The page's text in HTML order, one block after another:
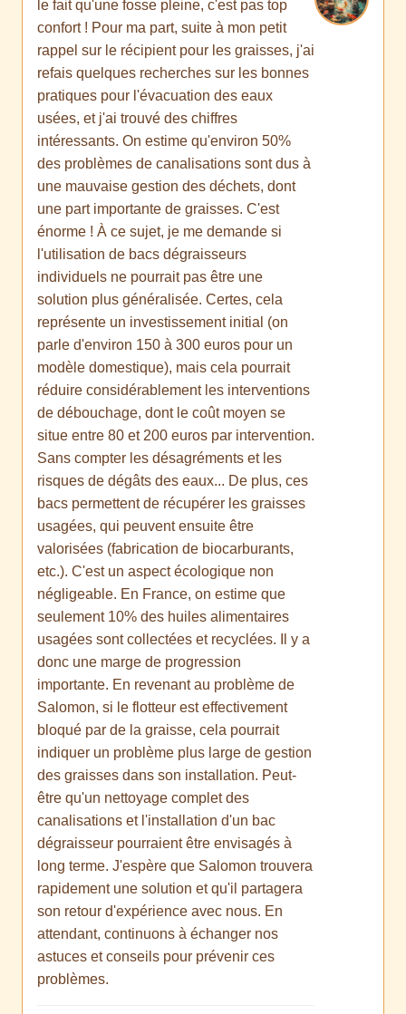
le fait qu'une fosse pleine, c'est pas top
confort ! Pour ma part, suite à mon petit
rappel sur le récipient pour les graisses, j'ai
refais quelques recherches sur les bonnes
pratiques pour l'évacuation des eaux
usées, et j'ai trouvé des chiffres
intéressants. On estime qu'environ 50%
des problèmes de canalisations sont dus à
une mauvaise gestion des déchets, dont
une part importante de graisses. C'est
énorme ! À ce sujet, je me demande si
l'utilisation de bacs dégraisseurs
individuels ne pourrait pas être une
solution plus généralisée. Certes, cela
représente un investissement initial (on
parle d'environ 150 à 300 euros pour un
modèle domestique), mais cela pourrait
réduire considérablement les interventions
de débouchage, dont le coût moyen se
situe entre 80 et 200 euros par intervention.
Sans compter les désagréments et les
risques de dégâts des eaux... De plus, ces
bacs permettent de récupérer les graisses
usagées, qui peuvent ensuite être
valorisées (fabrication de biocarburants,
etc.). C'est un aspect écologique non
négligeable. En France, on estime que
seulement 10% des huiles alimentaires
usagées sont collectées et recyclées. Il y a
donc une marge de progression
importante. En revenant au problème de
Salomon, si le flotteur est effectivement
bloqué par de la graisse, cela pourrait
indiquer un problème plus large de gestion
des graisses dans son installation. Peut-
être qu'un nettoyage complet des
canalisations et l'installation d'un bac
dégraisseur pourraient être envisagés à
long terme. J'espère que Salomon trouvera
rapidement une solution et qu'il partagera
son retour d'expérience avec nous. En
attendant, continuons à échanger nos
astuces et conseils pour prévenir ces
problèmes.